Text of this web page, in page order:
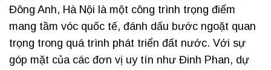
Đông Anh, Hà Nội là một công trình trọng điểm
mang tầm vóc quốc tế, đánh dấu bước ngoặt quan
trọng trong quá trình phát triển đất nước. Với sự
góp mặt của các đơn vị uy tín như Đinh Phan, dự